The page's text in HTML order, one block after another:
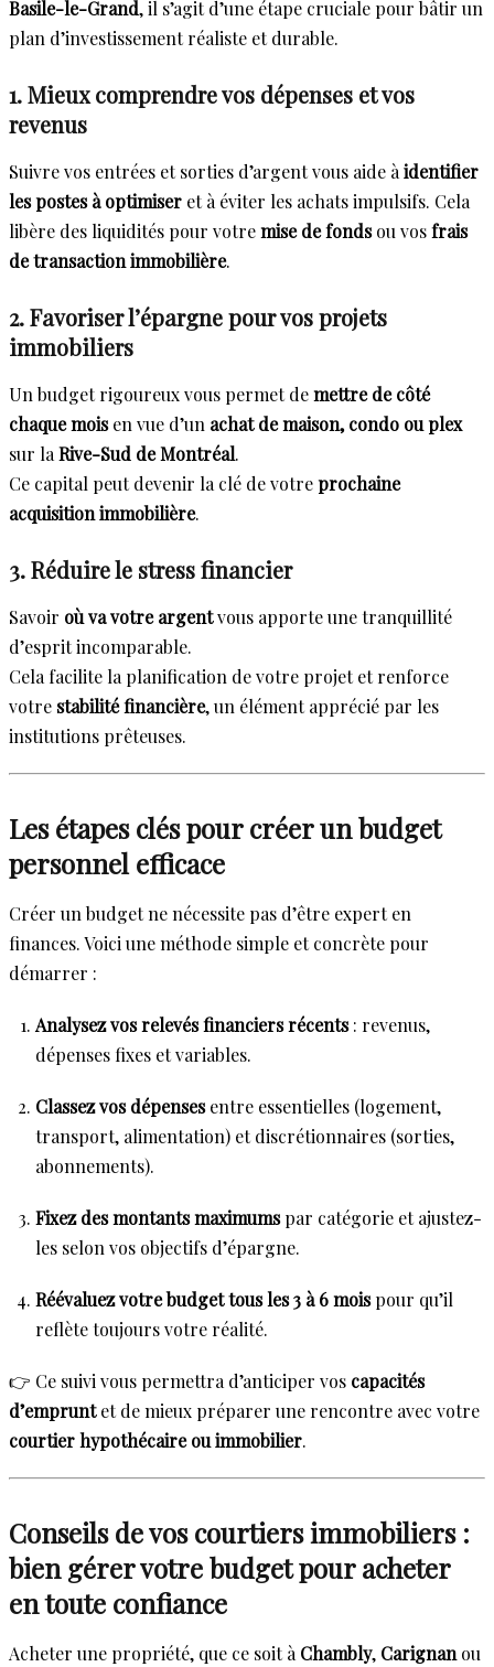
Basile-le-Grand, il s’agit d’une étape cruciale pour bâtir un
plan d’investissement réaliste et durable.
1. Mieux comprendre vos dépenses et vos
revenus
Suivre vos entrées et sorties d’argent vous aide à identifier
les postes à optimiser et à éviter les achats impulsifs. Cela
libère des liquidités pour votremise de fondsou vosfrais
de transaction immobilière.
2. Favoriser l’épargne pour vos projets
immobiliers
Un budget rigoureux vous permet demettre de côté
chaque moisen vue d’un achat de maison, condo ou plex
sur la Rive-Sud de Montréal.
Ce capital peut devenir la clé de votreprochaine
acquisition immobilière.
3. Réduire le stress financier
Savoir où va votre argentvous apporte une tranquillité
d’esprit incomparable.
Cela facilite la planification de votre projet et renforce
votre stabilité financière, un élément apprécié par les
institutions prêteuses.
Les étapes clés pour créer un budget
personnel efficace
Créer un budget ne nécessite pas d’être expert en
finances. Voici une méthode simple et concrète pour
démarrer :
Analysez vos relevés financiers récents: revenus,
dépenses fixes et variables.
Classez vos dépensesentre essentielles (logement,
transport, alimentation) et discrétionnaires (sorties,
abonnements).
Fixez des montants maximumspar catégorie et ajustez-
les selon vos objectifs d’épargne.
Réévaluez votre budget tous les 3 à 6 moispour qu’il
reflète toujours votre réalité.
👉 Ce suivi vous permettra d’anticiper vos capacités
d’empruntet de mieux préparer une rencontre avec votre
courtier hypothécaire ou immobilier.
Conseils de vos courtiers immobiliers :
bien gérer votre budget pour acheter
en toute confiance
Acheter une propriété, que ce soit à Chambly, Carignan ou